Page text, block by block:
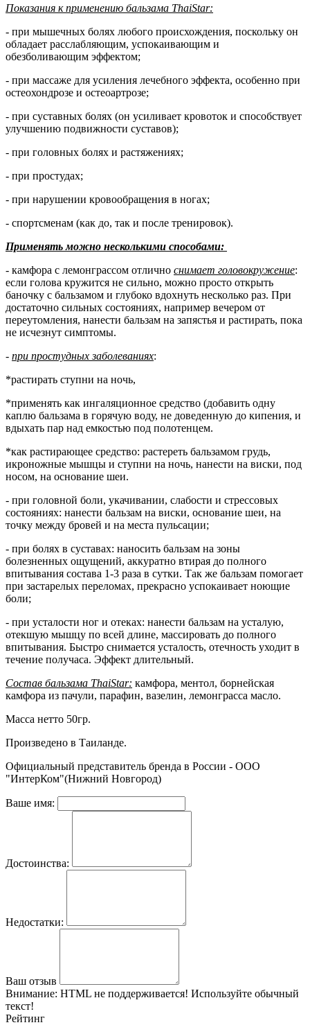
Показания к применению бальзама ThaiStar:
- при мышечных болях любого происхождения, поскольку он
обладает расслабляющим, успокаивающим и
обезболивающим эффектом;
- при массаже для усиления лечебного эффекта, особенно при
остеохондрозе и остеоартрозе;
- при суставных болях (он усиливает кровоток и способствует
улучшению подвижности суставов);
- при головных болях и растяжениях;
- при простудах;
- при нарушении кровообращения в ногах;
- спортсменам (как до, так и после тренировок).
Применять можно несколькими способами:
- камфора с лемонграссом отлично снимает головокружение:
если голова кружится не сильно, можно просто открыть
баночку с бальзамом и глубоко вдохнуть несколько раз. При
достаточно сильных состояниях, например вечером от
переутомления, нанести бальзам на запястья и растирать, пока
не исчезнут симптомы.
- при простудных заболеваниях:
*растирать ступни на ночь,
*применять как ингаляционное средство (добавить одну
каплю бальзама в горячую воду, не доведенную до кипения, и
вдыхать пар над емкостью под полотенцем.
*как растирающее средство: растереть бальзамом грудь,
икроножные мышцы и ступни на ночь, нанести на виски, под
носом, на основание шеи.
- при головной боли, укачивании, слабости и стрессовых
состояниях: нанести бальзам на виски, основание шеи, на
точку между бровей и на места пульсации;
- при болях в суставах: наносить бальзам на зоны
болезненных ощущений, аккуратно втирая до полного
впитывания состава 1-3 раза в сутки. Так же бальзам помогает
при застарелых переломах, прекрасно успокаивает ноющие
боли;
- при усталости ног и отеках: нанести бальзам на усталую,
отекшую мышцу по всей длине, массировать до полного
впитывания. Быстро снимается усталость, отечность уходит в
течение получаса. Эффект длительный.
Состав бальзама ThaiStar: камфора, ментол, борнейская
камфора из пачули, парафин, вазелин, лемонграсса масло.
Масса нетто 50гр.
Произведено в Таиланде.
Официальный представитель бренда в России - ООО
"ИнтерКом"(Нижний Новгород)
Ваше имя:
Достоинства:
Недостатки:
Ваш отзыв
Внимание: HTML не поддерживается! Используйте обычный
текст!
Рейтинг